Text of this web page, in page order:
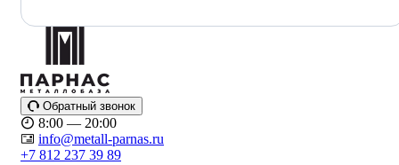
Обратный звонок
8:00 — 20:00
info@metall-parnas.ru
+7 812 237 39 89